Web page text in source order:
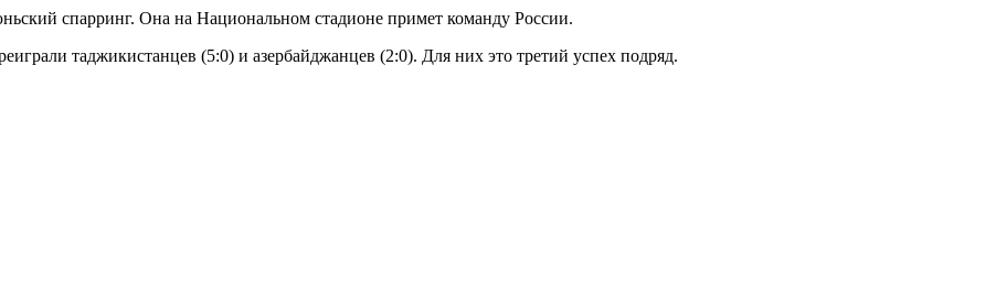
спарринг. Она на Национальном стадионе примет команду России.
таджикистанцев (5:0) и азербайджанцев (2:0). Для них это третий успех подряд.